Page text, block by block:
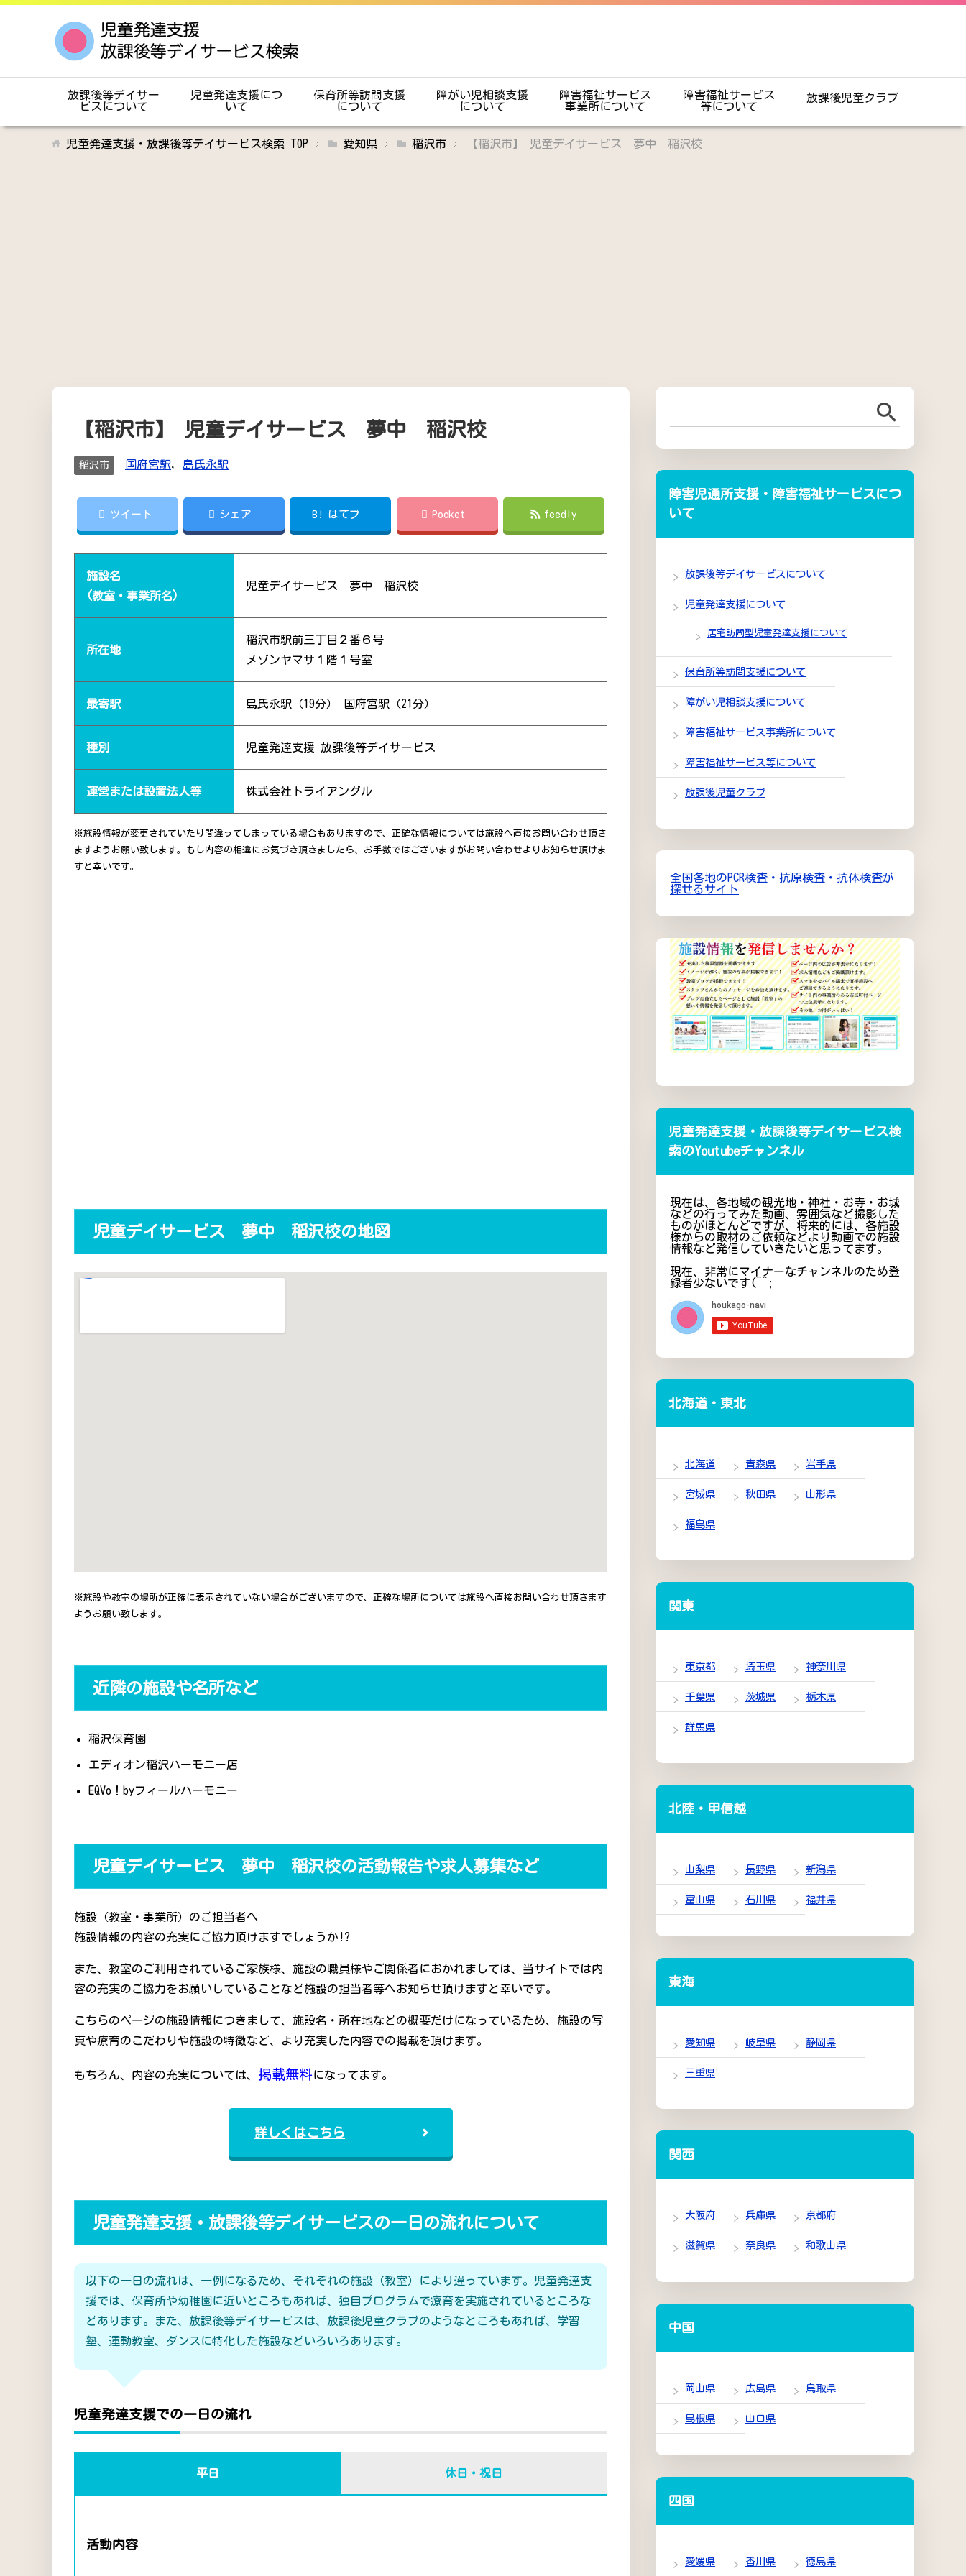
放課後等デイサー
ビスについて
児童発達支援につ
いて
保育所等訪問支援
について
障がい児相談支援
について
障害福祉サービス
事業所について
障害福祉サービス
等について
放課後児童クラブ
児童発達支援・放課後等デイサービス検索 TOP 愛知県 稲沢市 【稲沢市】 児童デイサービス 夢中 稲沢校
【稲沢市】 児童デイサービス 夢中 稲沢校
稲沢市 国府宮駅, 島氏永駅
ツイート シェア B! はてブ Pocket feedly
施設名
(教室・事業所名)
児童デイサービス 夢中 稲沢校
所在地
稲沢市駅前三丁目２番６号
メゾンヤマサ１階１号室
最寄駅 島氏永駅（19分） 国府宮駅（21分）
種別 児童発達支援 放課後等デイサービス
運営または設置法人等 株式会社トライアングル
※施設情報が変更されていたり間違ってしまっている場合もありますので、正確な情報については施設へ直接お問い合わせ頂き
ますようお願い致します。もし内容の相違にお気づき頂きましたら、お手数ではございますがお問い合わせよりお知らせ頂けま
すと幸いです。
児童デイサービス 夢中 稲沢校の地図
※施設や教室の場所が正確に表示されていない場合がございますので、正確な場所については施設へ直接お問い合わせ頂きます
ようお願い致します。
近隣の施設や名所など
稲沢保育園
エディオン稲沢ハーモニー店
EQVo！byフィールハーモニー
児童デイサービス 夢中 稲沢校の活動報告や求人募集など
施設（教室・事業所）のご担当者へ
施設情報の内容の充実にご協力頂けますでしょうか!?
また、教室のご利用されているご家族様、施設の職員様やご関係者におかれましては、当サイトでは内
容の充実のご協力をお願いしていることなど施設の担当者等へお知らせ頂けますと幸いです。
こちらのページの施設情報につきまして、施設名・所在地などの概要だけになっているため、施設の写
真や療育のこだわりや施設の特徴など、より充実した内容での掲載を頂けます。
もちろん、内容の充実については、 掲載無料になってます。
詳しくはこちら
児童発達支援・放課後等デイサービスの一日の流れについて
以下の一日の流れは、一例になるため、それぞれの施設（教室）により違っています。児童発達支
援では、保育所や幼稚園に近いところもあれば、独自プログラムで療育を実施されているところな
どあります。また、放課後等デイサービスは、放課後児童クラブのようなところもあれば、学習
塾、運動教室、ダンスに特化した施設などいろいろあります。
児童発達支援での一日の流れ
平日 休日・祝日
活動内容
障害児通所支援・障害福祉サービスにつ
いて
放課後等デイサービスについて
児童発達支援について
居宅訪問型児童発達支援について
保育所等訪問支援について
障がい児相談支援について
障害福祉サービス事業所について
障害福祉サービス等について
放課後児童クラブ
全国各地のPCR検査・抗原検査・抗体検査が
探せるサイト
児童発達支援・放課後等デイサービス検
索のYoutubeチャンネル
現在は、各地域の観光地・神社・お寺・お城
などの行ってみた動画、雰囲気など撮影した
ものがほとんどですが、将来的には、各施設
様からの取材のご依頼などより動画での施設
情報など発信していきたいと思ってます。
現在、非常にマイナーなチャンネルのため登
録者少ないです(^^;
北海道・東北
北海道 青森県 岩手県
宮城県 秋田県 山形県
福島県
関東
東京都 埼玉県 神奈川県
千葉県 茨城県 栃木県
群馬県
北陸・甲信越
山梨県 長野県 新潟県
富山県 石川県 福井県
東海
愛知県 岐阜県 静岡県
三重県
関西
大阪府 兵庫県 京都府
滋賀県 奈良県 和歌山県
中国
岡山県 広島県 鳥取県
島根県 山口県
四国
愛媛県 香川県 徳島県